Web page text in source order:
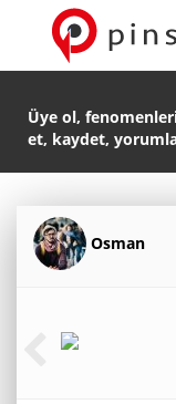
Üye ol,
et, kaydet,
Osman